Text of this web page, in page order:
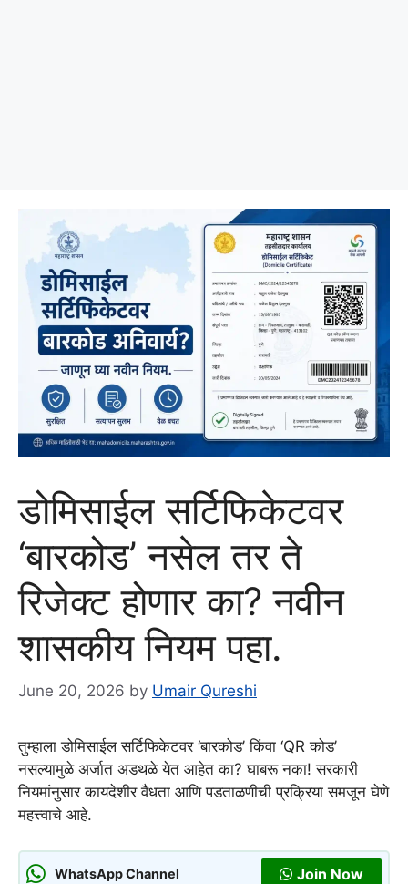
डोमिसाईल सर्टिफिकेटवर
‘बारकोड’ नसेल तर ते
रिजेक्ट होणार का? नवीन
शासकीय नियम पहा.
June 20, 2026 by Umair Qureshi
तुम्हाला डोमिसाईल सर्टिफिकेटवर ‘बारकोड’ किंवा ‘QR कोड’
नसल्यामुळे अर्जात अडथळे येत आहेत का? घाबरू नका! सरकारी
नियमांनुसार कायदेशीर वैधता आणि पडताळणीची प्रक्रिया समजून घेणे
महत्त्वाचे आहे.
WhatsApp Channel Join Now